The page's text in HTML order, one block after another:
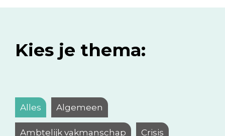
Kies je thema:
Alles Algemeen
Ambtelijk vakmanschap Crisis